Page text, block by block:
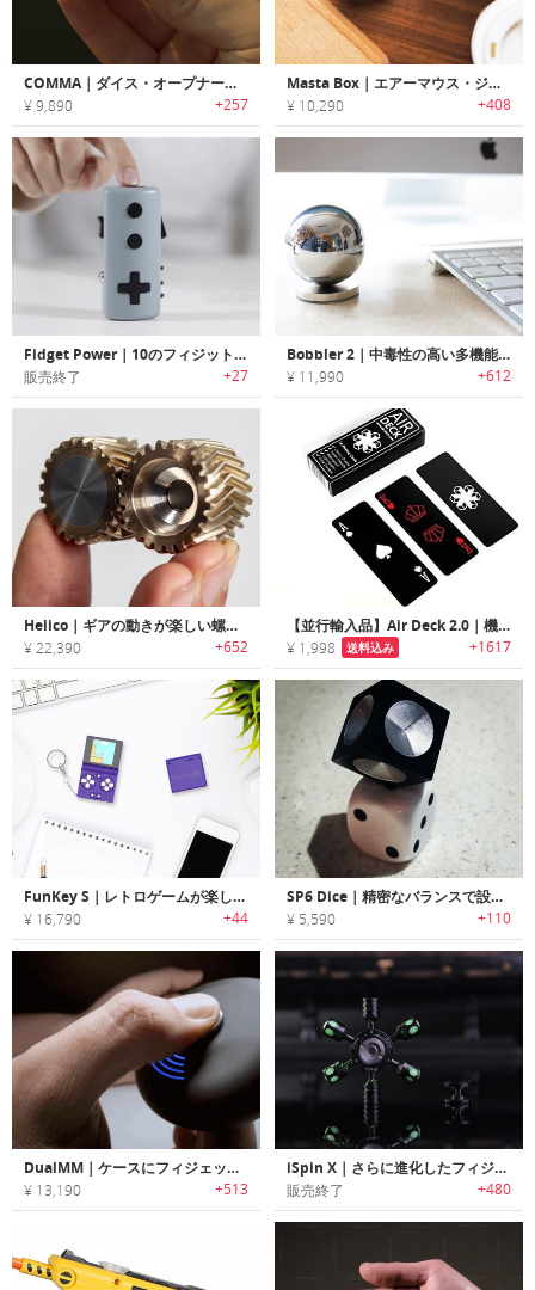
COMMA｜ダイス・オープナー機能搭載カンマ記号シェイプフィジェットスピナー「カンマ」
¥ 9,890 +257
Masta Box｜エアーマウス・ジョイステイック・プレゼンター機能搭載のフィジェッティングガジェット「マスタボックス」
¥ 10,290 +408
Fidget Power｜10のフィジット機能搭載ポータブルチャージャー「フィジットパワー」
販売終了 +27
Bobbler 2｜中毒性の高い多機能フィジェットトイ「ボブラー2」
¥ 11,990 +612
Helico｜ギアの動きが楽しい螺旋歯車フィジェットトイ「ヘリコ」
¥ 22,390 +652
【並行輸入品】Air Deck 2.0｜機内の狭いテーブルでも楽しめるトラベルフレンドリートランプ「エアデッキ2.0」
¥ 1,998 送料込み +1617
FunKey S｜レトロゲームが楽しめるミニサイズハンドヘルドコンソール「ファンキーS」
¥ 16,790 +44
SP6 Dice｜精密なバランスで設計されたシャープエッジメタルダイス「SP6」
¥ 5,590 +110
DualMM｜ケースにフィジェットスピナーを統合したTWSイヤホン「デュアルMM」
¥ 13,190 +513
iSpin X｜さらに進化したフィジェットスピナー「iSpin X」
販売終了 +480